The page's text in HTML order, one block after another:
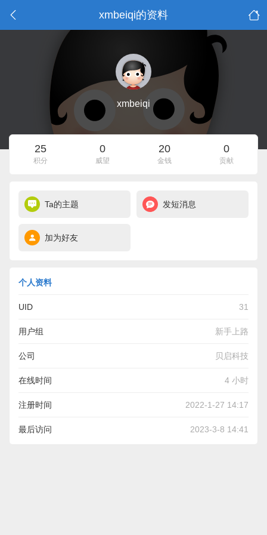
xmbeiqi的资料
xmbeiqi
25
积分
0
威望
20
金钱
0
贡献
Ta的主题 发短消息
加为好友
个人资料
UID 31
用户组 新手上路
公司 贝启科技
在线时间 4 小时
注册时间 2022-1-27 14:17
最后访问 2023-3-8 14:41